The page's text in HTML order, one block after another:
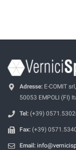
Adresse: E-COMIT
50053 EMPOLI (FI)
Tel: (+39)
Fax: (+39)
Email: